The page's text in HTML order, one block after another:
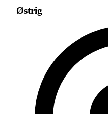
Østrig